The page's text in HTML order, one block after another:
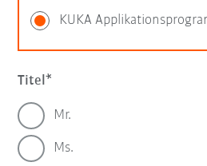
KUKA
Titel
Mr.
Ms.